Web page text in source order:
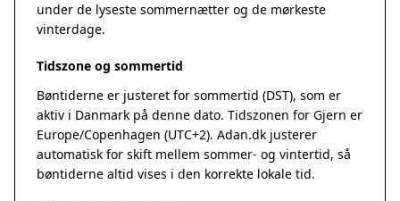
under de lyseste sommernætter og de mørkeste
vinterdage.
Tidszone og sommertid
Bøntiderne er justeret for sommertid (DST), som er
aktiv i Danmark på denne dato. Tidszonen for Gjern er
Europe/Copenhagen (UTC+2). Adan.dk justerer
automatisk for skift mellem sommer- og vintertid, så
bøntiderne altid vises i den korrekte lokale tid.